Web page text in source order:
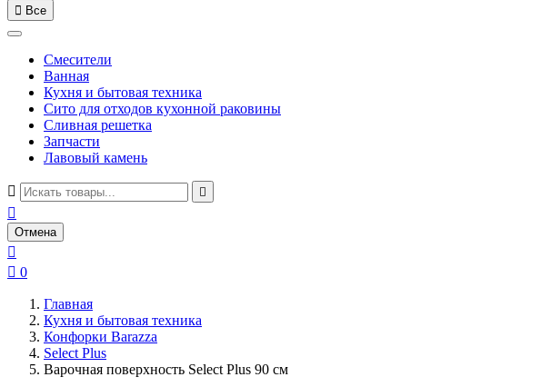
 Все
Смесители
Ванная
Кухня и бытовая техника
Сито для отходов кухонной раковины
Сливная решетка
Запчасти
Лавовый камень
 

Отмена

 0
Главная
Кухня и бытовая техника
Конфорки Barazza
Select Plus
Варочная поверхность Select Plus 90 см